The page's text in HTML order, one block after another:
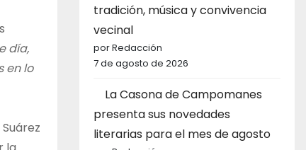
día,
en lo
tradición, música y convivencia
vecinal
por Redacción
7 de agosto de 2026
La Casona de Campomanes
presenta sus novedades
literarias para el mes de agosto